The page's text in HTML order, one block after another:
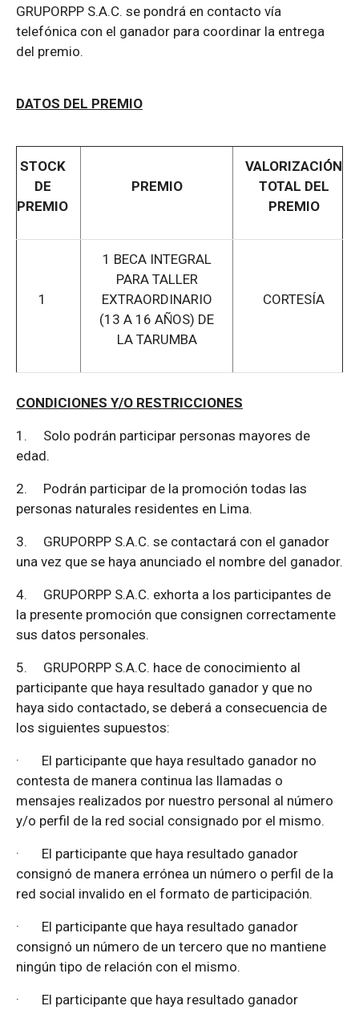
GRUPORPP S.A.C. se pondrá en contacto vía
telefónica con el ganador para coordinar la entrega
del premio.
DATOS DEL PREMIO
STOCK
DE
PREMIO
PREMIO
VALORIZACIÓN
TOTAL DEL
PREMIO
1
1 BECA INTEGRAL
PARA TALLER
EXTRAORDINARIO
(13 A 16 AÑOS) DE
LA TARUMBA
CORTESÍA
CONDICIONES Y/O RESTRICCIONES
1. Solo podrán participar personas mayores de
edad.
2. Podrán participar de la promoción todas las
personas naturales residentes en Lima.
3. GRUPORPP S.A.C. se contactará con el ganador
una vez que se haya anunciado el nombre del ganador.
4. GRUPORPP S.A.C. exhorta a los participantes de
la presente promoción que consignen correctamente
sus datos personales.
5. GRUPORPP S.A.C. hace de conocimiento al
participante que haya resultado ganador y que no
haya sido contactado, se deberá a consecuencia de
los siguientes supuestos:
· El participante que haya resultado ganador no
contesta de manera continua las llamadas o
mensajes realizados por nuestro personal al número
y/o perfil de la red social consignado por el mismo.
· El participante que haya resultado ganador
consignó de manera errónea un número o perfil de la
red social invalido en el formato de participación.
· El participante que haya resultado ganador
consignó un número de un tercero que no mantiene
ningún tipo de relación con el mismo.
· El participante que haya resultado ganador